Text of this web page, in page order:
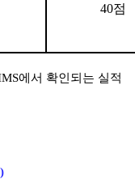
40점
에서 확인되는 실적
)